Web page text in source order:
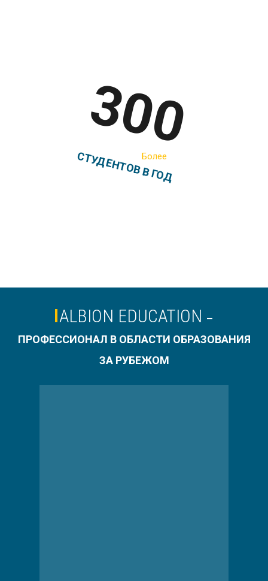
300
Более
СТУДЕНТОВ В ГОД
ALBION EDUCATION –
ПРОФЕССИОНАЛ В ОБЛАСТИ ОБРАЗОВАНИЯ
ЗА РУБЕЖОМ